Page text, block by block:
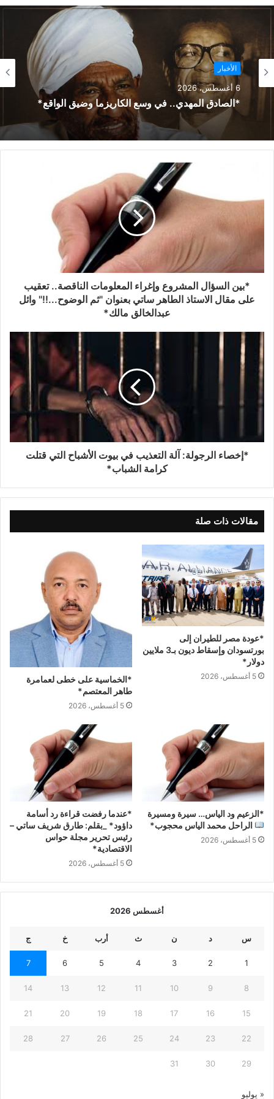
الأخبار
6 أغسطس، 2026
*الصادق المهدي.. في وسع الكاريزما وضيق الواقع*
*بين السؤال المشروع وإغراء المعلومات الناقصة.. تعقيب
على مقال الاستاذ الطاهر ساتي بعنوان "ثم الوضوح...!!" وائل
عبدالخالق مالك*
*إخصاء الرجولة: آلة التعذيب في بيوت الأشباح التي قتلت
كرامة الشباب*
مقالات ذات صلة
*عودة مصر للطيران إلى
بورتسودان وإسقاط ديون بـ3 ملايين
دولار*
5 أغسطس، 2026
*الخماسية على خطى لعمامرة
طاهر المعتصم*
5 أغسطس، 2026
*الزعيم ود الياس… سيرة ومسيرة
الراحل محمد الياس محجوب*
5 أغسطس، 2026
*عندما رفضت قراءة رد أسامة
داؤود* _بقلم: طارق شريف ساتي –
رئيس تحرير مجلة حواس
الاقتصادية*
5 أغسطس، 2026
أغسطس 2026
س د ن ث أرب خ ج
1
2
3
4
5
6
7
8
9
10
11
12
13
14
15
16
17
18
19
20
21
22
23
24
25
26
27
28
29
30
31
« يوليو